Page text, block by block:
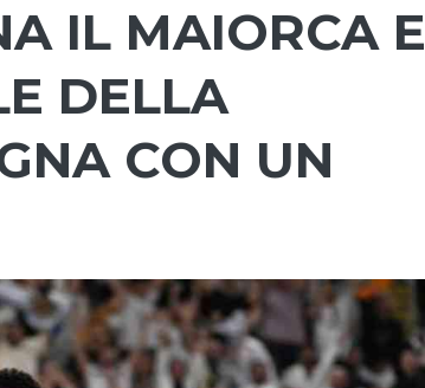
IL MAIORCA E
DELLA
CON UN